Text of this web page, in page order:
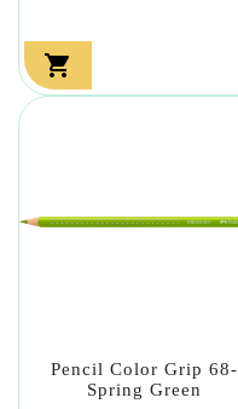

Pencil Color Grip 68-
Spring Green